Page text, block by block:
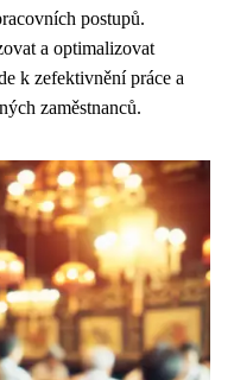
postupů.
a optimalizovat
k zefektivnění práce a
zaměstnanců.